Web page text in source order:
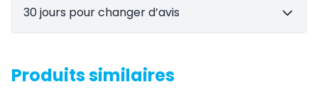
30 jours pour changer d’avis
Produits similaires